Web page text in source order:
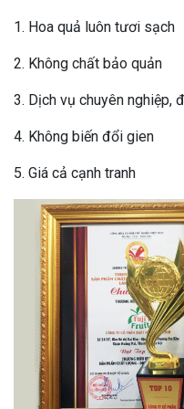
1. Hoa quả luôn tươi sạch
2. Không chất bảo quản
3. Dịch vụ chuyên nghiệp,
4. Không biến đổi gien
5. Giá cả cạnh tranh